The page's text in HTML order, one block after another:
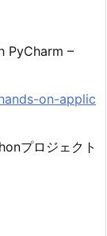
PyCharm –
on-applic
プロジェクト